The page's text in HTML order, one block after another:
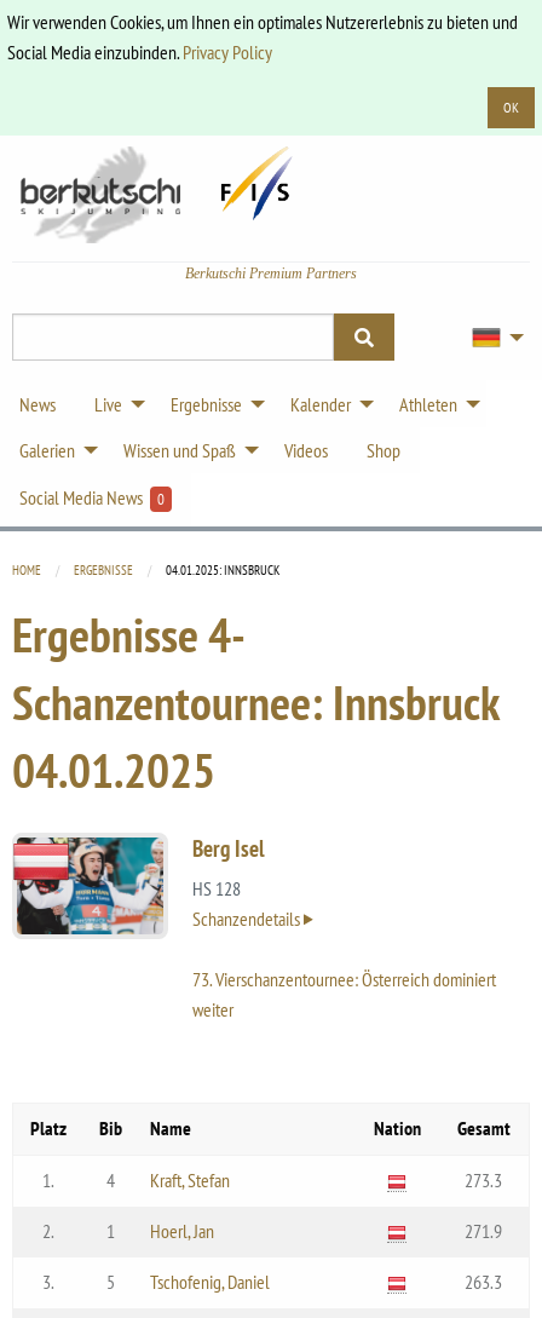
Wir verwenden Cookies, um Ihnen ein optimales Nutzererlebnis zu bieten und
Social Media einzubinden.Privacy Policy
OK
Berkutschi Premium Partners
News Live Ergebnisse Kalender
Athleten
Galerien
Wissen und Spaß Videos
Shop
Social Media News
0
HOME ERGEBNISSE CURRENT:
04.01.2025: INNSBRUCK
Ergebnisse 4-
Schanzentournee: Innsbruck
04.01.2025
Berg Isel
HS 128
Schanzendetails
73. Vierschanzentournee: Österreich dominiert
weiter
Platz Bib Name Nation Gesamt
1. 4 Kraft, Stefan 273.3
2. 1 Hoerl, Jan 271.9
3. 5 Tschofenig, Daniel 263.3